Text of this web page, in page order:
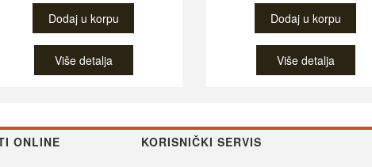
Dodaj u korpu
Više detalja
Dodaj u korpu
Više detalja
ONLINE KORISNIČKI SERVIS